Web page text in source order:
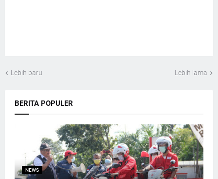
Lebih baru Lebih lama
BERITA POPULER
NEWS